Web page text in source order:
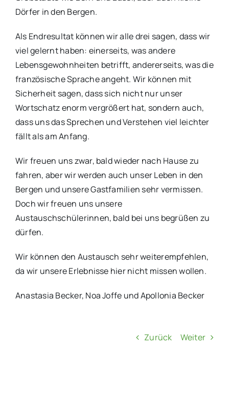
Dörfer in den Bergen.
Als Endresultat können wir alle drei sagen, dass wir
viel gelernt haben: einerseits, was andere
Lebensgewohnheiten betrifft, andererseits, was die
französische Sprache angeht. Wir können mit
Sicherheit sagen, dass sich nicht nur unser
Wortschatz enorm vergrößert hat, sondern auch,
dass uns das Sprechen und Verstehen viel leichter
fällt als am Anfang.
Wir freuen uns zwar, bald wieder nach Hause zu
fahren, aber wir werden auch unser Leben in den
Bergen und unsere Gastfamilien sehr vermissen.
Doch wir freuen uns unsere
Austauschschülerinnen, bald bei uns begrüßen zu
dürfen.
Wir können den Austausch sehr weiterempfehlen,
da wir unsere Erlebnisse hier nicht missen wollen.
Anastasia Becker, Noa Joffe und Apollonia Becker
Zurück Weiter